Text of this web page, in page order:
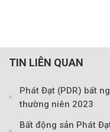
TIN LIÊN QUAN
Phát Đạt (PDR) bất
thường niên 2023
Bất động sản Phát